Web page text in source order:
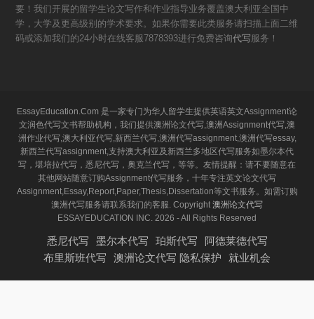
要！我们开展的留学生论文写作和作业指导业务覆盖澳大利亚全国中
学，大学及更高级别的学术要求。如果你需要此类服务请扫描上面二维
码或添加我们的24小时在线客服7878393进行免费咨询代写 服务！
EssayEducation.Com 是一家专门为华人留学生提供英语英文Assignment论
文润色代写文书帮助机构，我们提供澳洲论文代写,澳洲Assignment代写,澳
洲作业代写,澳大利亚代写,新西兰代写,澳洲代写assignment,澳洲代写essay,
新西兰代写assignment,支持澳大利亚及新西兰多地区代写服务如墨尔本代
写，堪培拉代写，悉尼代写，奥克兰代写，等等。友情提醒：请不要随意在
其他网站随意订购Assignment代写服务，十年专注英文论文代写
Assignment,Essay,Report,Paper,Thesis,Dissertation等文书服务。如需订购
澳洲代写服务请联系我们的客服. Copyright 澳洲论文代写
ESSAYEDUCATION INC. 2026 - All Rights Reserved
悉尼代写 墨尔本代写 珀斯代写
阿德莱德代写
布里斯班代写
澳洲论文代写 隐私保护 就业机会